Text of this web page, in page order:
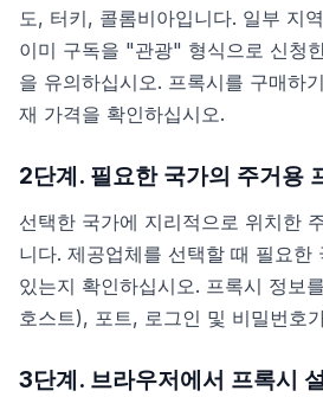
도, 터키, 콜롬비아입니다. 일부 지
이미 구독을 "관광" 형식으로 신청
을 유의하십시오. 프록시를 구매하
재 가격을 확인하십시오.
2단계. 필요한 국가의 주거용
선택한 국가에 지리적으로 위치한
니다. 제공업체를 선택할 때 필요한
있는지 확인하십시오. 프록시 정보
호스트), 포트, 로그인 및 비밀번호
3단계. 브라우저에서 프록시